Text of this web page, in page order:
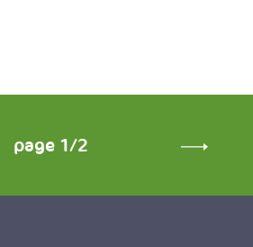
page 1/2